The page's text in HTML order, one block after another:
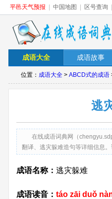
平邑天气预报 中国地图 区号查询
成语大全 成语故事
位置： 成语大全 > ABCD式的成语
逃
在线成语词典网（
翻译、逃灾躲难造句等详细信息
成语名称： 逃灾躲难
成语读音： táo zāi duǒ